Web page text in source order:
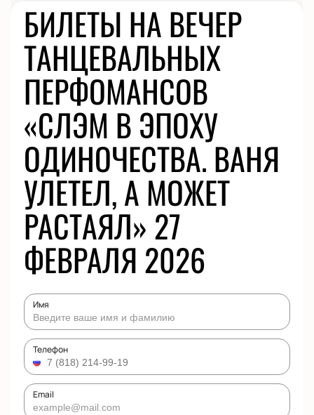
БИЛЕТЫ НА ВЕЧЕР
ТАНЦЕВАЛЬНЫХ
ПЕРФОМАНСОВ
«СЛЭМ В ЭПОХУ
ОДИНОЧЕСТВА. ВАНЯ
УЛЕТЕЛ, А МОЖЕТ
РАСТАЯЛ» 27
ФЕВРАЛЯ 2026
Имя
Телефон
Email